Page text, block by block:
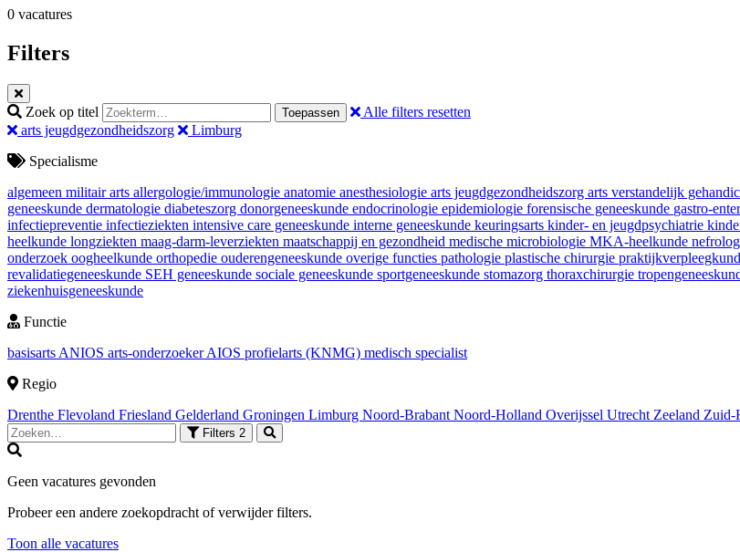
0 vacatures
Filters
Zoek op titel Toepassen
Alle filters resetten
arts jeugdgezondheidszorg
Limburg
Specialisme
algemeen militair arts allergologie/immunologie anatomie anesthesiologie arts jeugdgezondheidszorg arts verstandelijk
geneeskunde dermatologie diabeteszorg donorgeneeskunde endocrinologie epidemiologie forensische geneeskunde gastro-
infectiepreventie infectieziekten intensive care geneeskunde interne geneeskunde keuringsarts kinder- en jeugdpsychiatrie
heelkunde longziekten maag-darm-leverziekten maatschappij en gezondheid medische microbiologie MKA-heelkunde
onderzoek oogheelkunde orthopedie ouderengeneeskunde overige functies pathologie plastische chirurgie
revalidatiegeneeskunde SEH geneeskunde sociale geneeskunde sportgeneeskunde stomazorg thoraxchirurgie
ziekenhuisgeneeskunde
Functie
basisarts ANIOS arts-onderzoekerAIOS profielarts (KNMG) medisch specialist
Regio
Drenthe Flevoland Friesland Gelderland Groningen Limburg Noord-Brabant Noord-Holland Overijssel Utrecht Zeeland Zuid-
Filters 2
Geen vacatures gevonden
Probeer een andere zoekopdracht of verwijder filters.
Toon alle vacatures